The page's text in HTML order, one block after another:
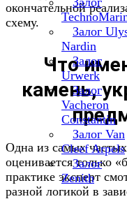
Залог
Nardin
Залог
Urwerk
Залог
Vacheron
Constantin
Залог Van
Cleef Arpels
Залог
Zenith
окончательной
схему.
Что
камень,
Одна из самых
оценивается только
практике эксперт
разной логикой в